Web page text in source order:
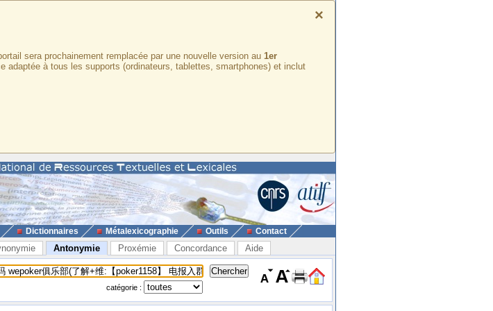
×
sera prochainement remplacée par une nouvelle version au 1er
adaptée à tous les supports (ordinateurs, tablettes, smartphones) et inclut
Dictionnaires Métalexicographie Outils Contact
Antonymie Proxémie Concordance Aide
catégorie :